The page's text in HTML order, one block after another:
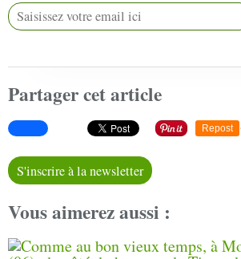
Partager cet article
Repost
S'inscrire à la newsletter
Vous aimerez aussi :